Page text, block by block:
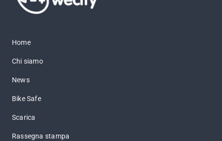
Home
Chi siamo
News
Bike Safe
Scarica
Rassegna stampa